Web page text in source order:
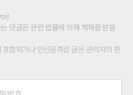
댓글은 관련 법률에 의해 제재를 받을
함되거나 인신공격성 글은 관리자의 판